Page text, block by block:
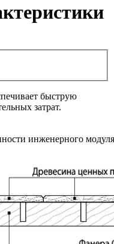
быструю
затрат.
инженерного модуля